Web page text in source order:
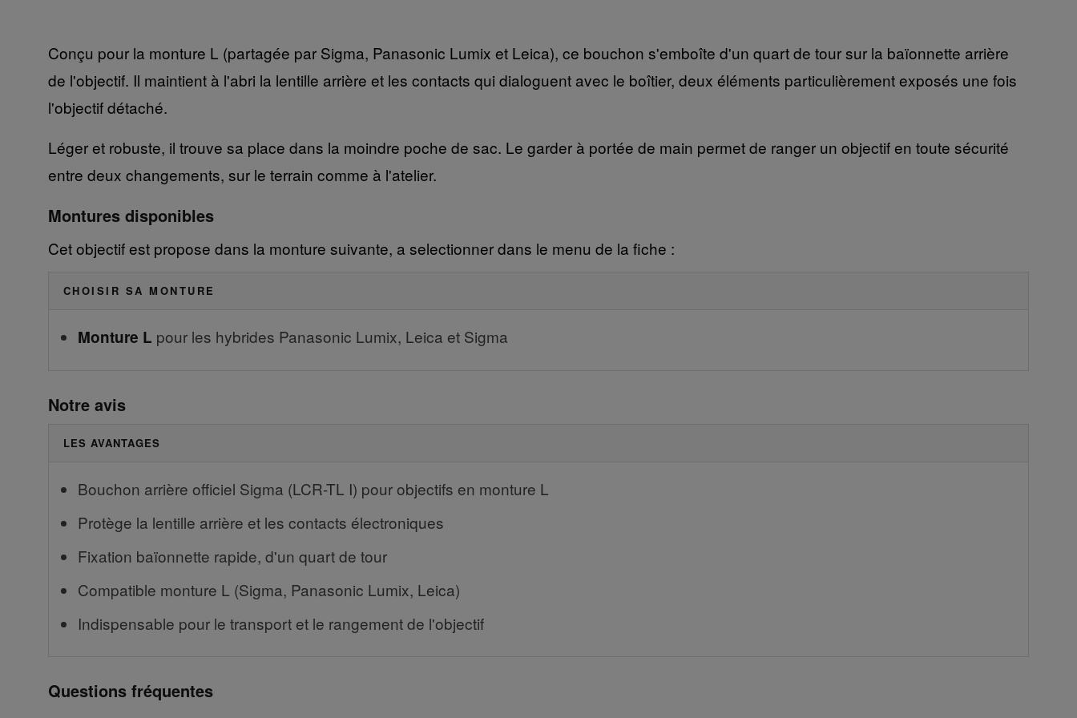
Conçu pour la monture L (partagée par Sigma, Panasonic Lumix et Leica), ce bouchon s'emboîte d'un quart de tour sur la baïonnette arrière
de l'objectif. Il maintient à l'abri la lentille arrière et les contacts qui dialoguent avec le boîtier, deux éléments particulièrement exposés une fois
l'objectif détaché.
Léger et robuste, il trouve sa place dans la moindre poche de sac. Le garder à portée de main permet de ranger un objectif en toute sécurité
entre deux changements, sur le terrain comme à l'atelier.
Montures disponibles
Cet objectif est propose dans la monture suivante, a selectionner dans le menu de la fiche :
CHOISIR SA MONTURE
Monture L pour les hybrides Panasonic Lumix, Leica et Sigma
Notre avis
LES AVANTAGES
Bouchon arrière officiel Sigma (LCR-TL I) pour objectifs en monture L
Protège la lentille arrière et les contacts électroniques
Fixation baïonnette rapide, d'un quart de tour
Compatible monture L (Sigma, Panasonic Lumix, Leica)
Indispensable pour le transport et le rangement de l'objectif
Questions fréquentes